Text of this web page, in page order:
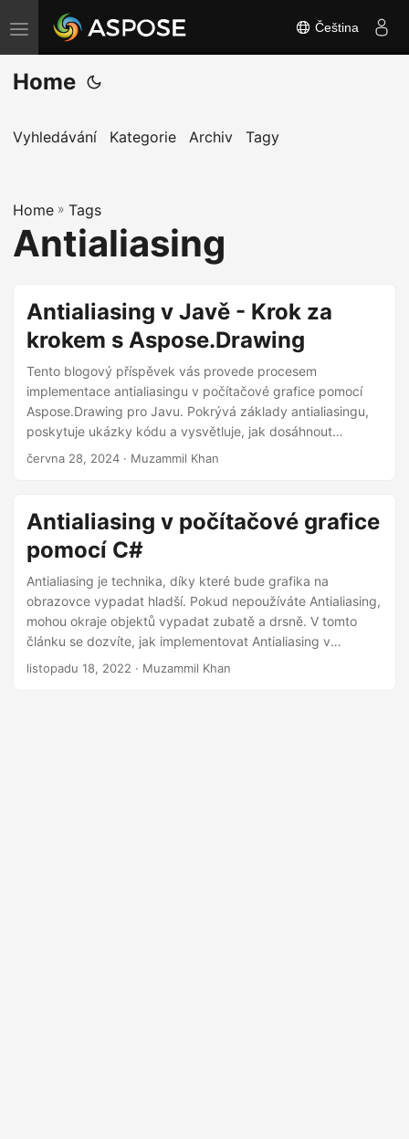
P
ř
e
n
t
n
a
a
Čeština
Home
Vyhledávání Kategorie Archiv Tagy
Home » Tags
Antialiasing
Antialiasing v Javě - Krok za
krokem s Aspose.Drawing
Tento blogový příspěvek vás provede procesem
implementace antialiasingu v počítačové grafice pomocí
Aspose.Drawing pro Javu. Pokrývá základy antialiasingu,
poskytuje ukázky kódu a vysvětluje, jak dosáhnout
hladších a vizuálně atraktivnějších grafik ve vašich Java
června 28, 2024 · Muzammil Khan
Antialiasing v počítačové grafice
pomocí C#
Antialiasing je technika, díky které bude grafika na
obrazovce vypadat hladší. Pokud nepoužíváte Antialiasing,
mohou okraje objektů vypadat zubatě a drsně. V tomto
článku se dozvíte, jak implementovat Antialiasing v
počítačové grafice pomocí C#.
listopadu 18, 2022 · Muzammil Khan